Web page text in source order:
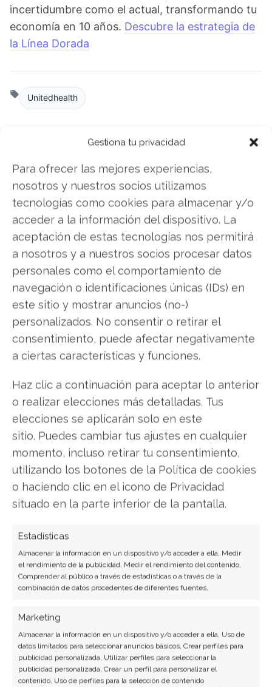
Gestiona tu privacidad
Para ofrecer las mejores experiencias,
nosotros y nuestros socios utilizamos
tecnologías como cookies para almacenar y/o
acceder a la información del dispositivo. La
aceptación de estas tecnologías nos permitirá
a nosotros y a nuestros socios procesar datos
personales como el comportamiento de
navegación o identificaciones únicas (IDs) en
este sitio y mostrar anuncios (no-)
personalizados. No consentir o retirar el
consentimiento, puede afectar negativamente
a ciertas características y funciones.
Haz clic a continuación para aceptar lo anterior
o realizar elecciones más detalladas. Tus
elecciones se aplicarán solo en este
sitio. Puedes cambiar tus ajustes en cualquier
momento, incluso retirar tu consentimiento,
utilizando los botones de la Política de cookies
o haciendo clic en el icono de Privacidad
situado en la parte inferior de la pantalla.
Estadísticas
Almacenar la información en un dispositivo y/o acceder a ella, Medir
el rendimiento de la publicidad, Medir el rendimiento del contenido,
Comprender al público a través de estadísticas o a través de la
combinación de datos procedentes de diferentes fuentes.
Marketing
Almacenar la información en un dispositivo y/o acceder a ella, Uso de
datos limitados para seleccionar anuncios básicos, Crear perfiles para
publicidad personalizada, Utilizar perfiles para seleccionar la
publicidad personalizada, Crear un perfil para personalizar el
contenido, Uso de perfiles para la selección de contenido
incertidumbre como el actual, transformando tu
economía en 10 años. Descubre la estrategia de
la Línea Dorada
Unitedhealth
Compartir este artículo
Twitter
Facebook
LinkedIn
Copiar enlace
SOBRE EL AUTOR
Laura Fernández Silva
Analista tecnológica enfocada en innovación digital,
comercio electrónico y aplicaciones móviles.
Colaboradora habitual en medios especializados
del sector tech.
Ver todos los artículos →